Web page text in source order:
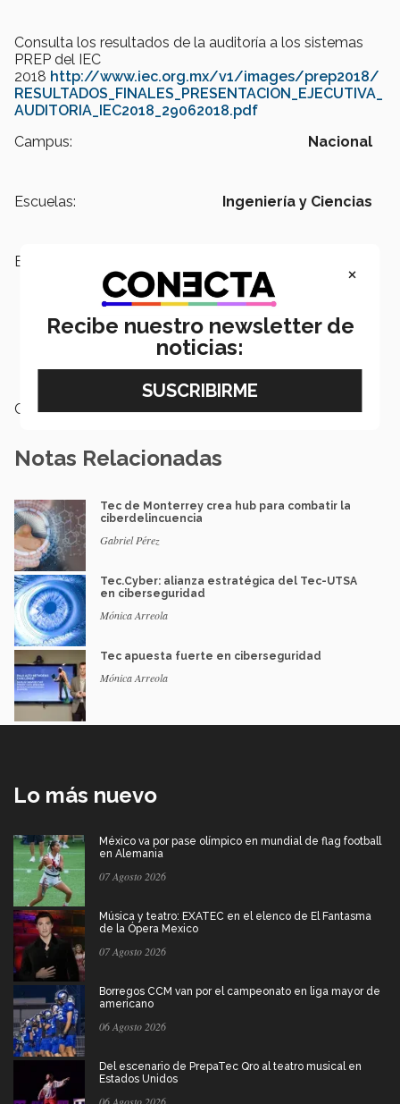
Consulta los resultados de la auditoría a los sistemas
PREP del IEC
2018 http://www.iec.org.mx/v1/images/prep2018/
RESULTADOS_FINALES_PRESENTACION_EJECUTIVA_
AUDITORIA_IEC2018_29062018.pdf
Campus:
Nacional
Escuelas: Ingeniería y Ciencias
Etiquetas:
Cybersecurity Hub,
Hub de
Ciberseguridad, Elecciones 2018,
Elecciones México 2018,
Comité Estatal Electoral de Nuevo
León, CEE, Instituto Electoral de
Categoría: Institución
Notas Relacionadas
Tec de Monterrey crea hub para combatir la
ciberdelincuencia
Gabriel Pérez
Tec.Cyber: alianza estratégica del Tec-UTSA
en ciberseguridad
Mónica Arreola
Tec apuesta fuerte en ciberseguridad
Mónica Arreola
Lo más nuevo
México va por pase olímpico en mundial de flag football
en Alemania
07 Agosto 2026
Música y teatro: EXATEC en el elenco de El Fantasma
de la Ópera Mexico
07 Agosto 2026
Borregos CCM van por el campeonato en liga mayor de
americano
06 Agosto 2026
Del escenario de PrepaTec Qro al teatro musical en
Estados Unidos
06 Agosto 2026
×
Recibe nuestro newsletter de
noticias: